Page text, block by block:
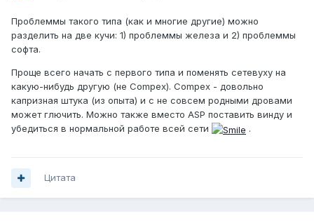
Проблеммы такого типа (как и многие другие) можно
разделить на две кучи: 1) проблеммы железа и 2) проблеммы
софта.
Проще всего начать с первого типа и поменять сетевуху на
какую-нибудь другую (не Compex). Compex - довольно
капризная штука (из опыта) и с не совсем родными дровами
может глючить. Можно также вместо ASP поставить винду и
убедиться в нормальной работе всей сети
.
Цитата